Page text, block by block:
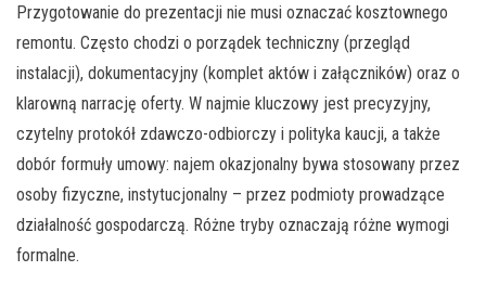
Przygotowanie do prezentacji nie musi oznaczać kosztownego
remontu. Często chodzi o porządek techniczny (przegląd
instalacji), dokumentacyjny (komplet aktów i załączników) oraz o
klarowną narrację oferty. W najmie kluczowy jest precyzyjny,
czytelny protokół zdawczo-odbiorczy i polityka kaucji, a także
dobór formuły umowy: najem okazjonalny bywa stosowany przez
osoby fizyczne, instytucjonalny – przez podmioty prowadzące
działalność gospodarczą. Różne tryby oznaczają różne wymogi
formalne.